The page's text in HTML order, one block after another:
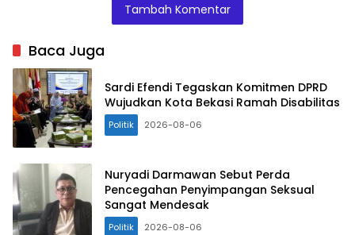
Tambah Komentar
Baca Juga
Sardi Efendi Tegaskan Komitmen DPRD
Wujudkan Kota Bekasi Ramah Disabilitas
Politik 2026-08-06
Nuryadi Darmawan Sebut Perda
Pencegahan Penyimpangan Seksual
Sangat Mendesak
Politik 2026-08-06